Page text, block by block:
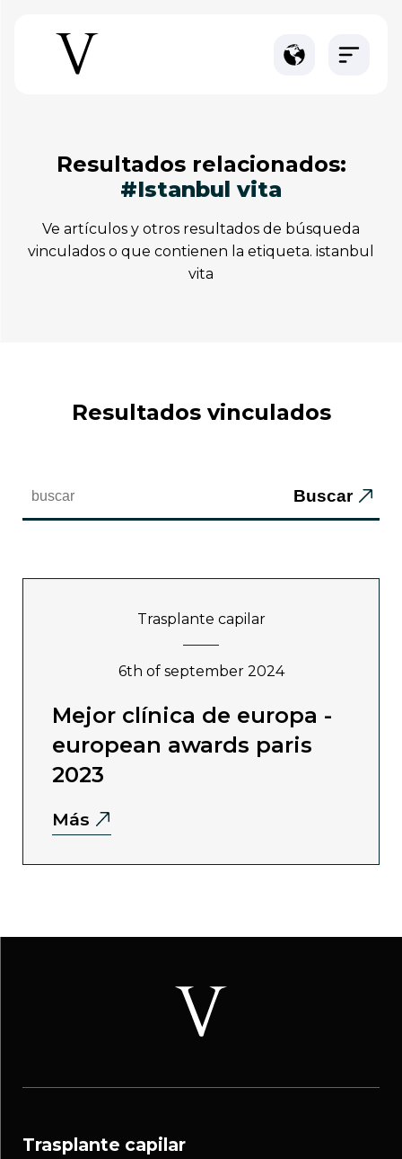
resultados relacionados:
#istanbul vita
ve artículos y otros resultados de búsqueda
vinculados o que contienen la etiqueta. istanbul
vita
resultados vinculados
Buscar
trasplante capilar
6th of september 2024
mejor clínica de europa -
european awards paris
2023
Más
trasplante capilar